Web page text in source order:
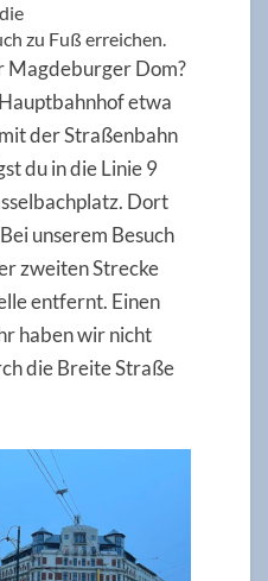
zu Fuß erreichen.
Magdeburger Dom?
etwa
der Straßenbahn
du in die Linie 9
Dort
unserem Besuch
zweiten Strecke
entfernt. Einen
haben wir nicht
die Breite Straße